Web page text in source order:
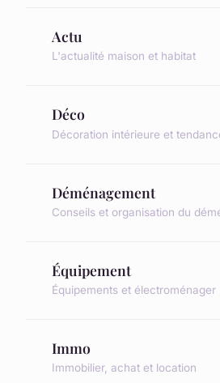
Actu
L'actualité maison et habitat
Déco
Décoration intérieure et
Déménagement
Conseils et organisation du
Équipement
Équipements et électroménager
Immo
Immobilier, achat et location